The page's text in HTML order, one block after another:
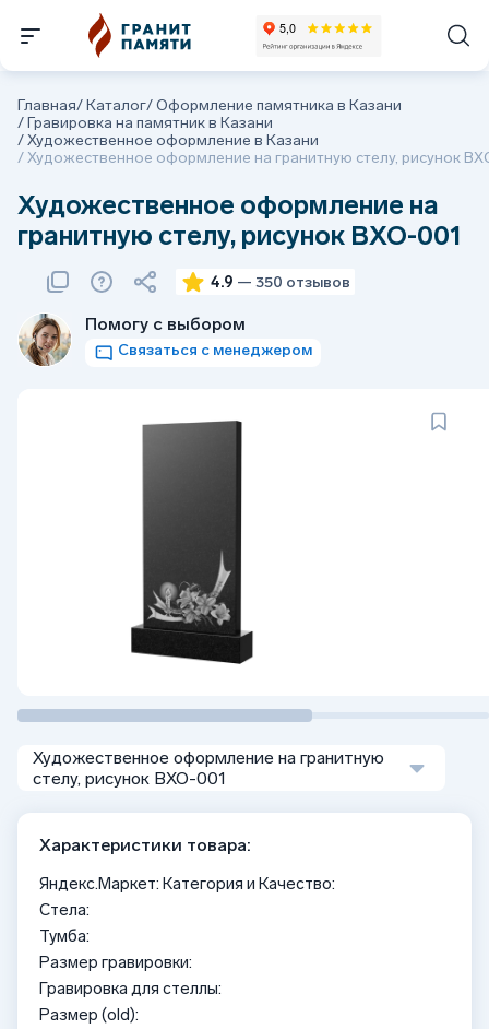
Главная/Каталог/Оформление памятника в Казани
/Гравировка на памятник в Казани
/Художественное оформление в Казани
/Художественное оформление на гранитную стелу, рисунок
Художественное оформление на
гранитную стелу, рисунок ВХО-001
4.9 — 350 отзывов
Помогу с выбором
Связаться с менеджером
Художественное оформление на гранитную
стелу, рисунок ВХО-001
Характеристики товара:
Яндекс.Маркет: Категория и Качество:
Стела:
Тумба:
Размер гравировки:
Гравировка для стеллы:
Размер (old):